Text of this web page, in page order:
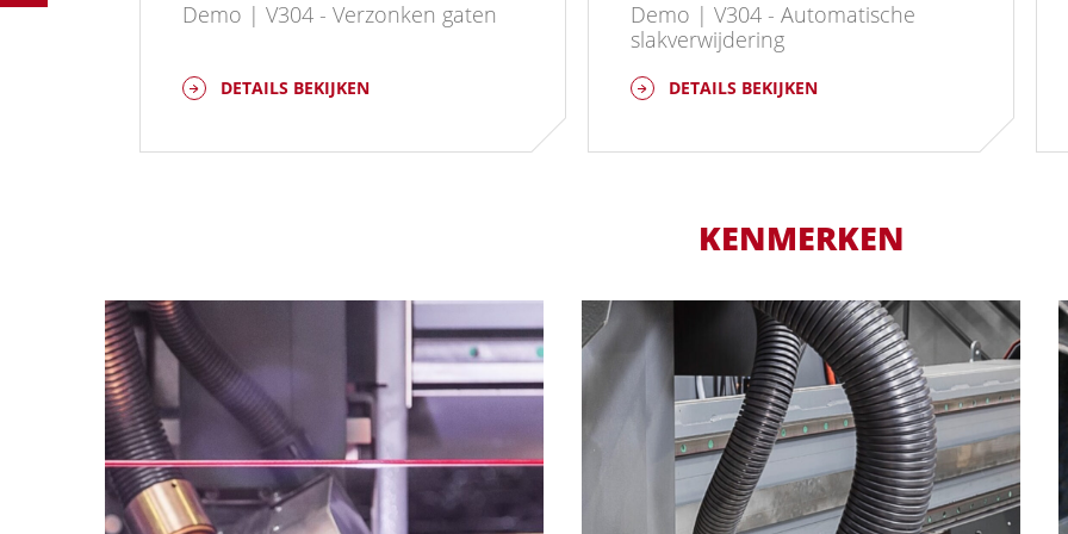
met Demo | V304 - Verzonken gaten
DETAILS BEKIJKEN
Demo | V304 - Automatische
slakverwijdering
DETAILS BEKIJKEN
KENMERKEN